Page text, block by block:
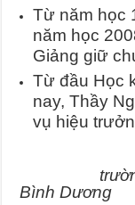
Từ năm học
năm học
Giảng giữ
Từ đầu Học
nay, Thầy
vụ hiệu
trường
Bình Dương